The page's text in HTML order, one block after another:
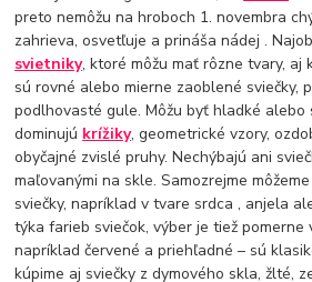
preto nemôžu na hroboch 1. novembra
zahrieva, osvetľuje a prináša nádej .
svietniky, ktoré môžu mať rôzne tvary, aj
sú rovné alebo mierne zaoblené sviečky,
podlhovasté gule. Môžu byť hladké
dominujú krížiky, geometrické vzory,
obyčajné zvislé pruhy. Nechýbajú ani
maľovanými na skle. Samozrejme
sviečky, napríklad v tvare srdca , anjela
týka farieb sviečok, výber je tiež pomerne
napríklad červené a priehľadné – sú
kúpime aj sviečky z dymového skla, žlté,